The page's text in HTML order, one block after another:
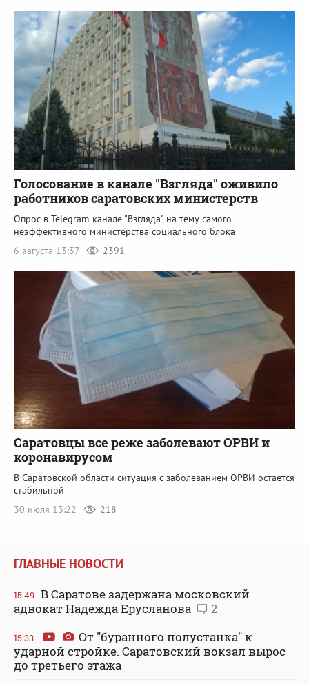
Голосование в канале "Взгляда" оживило
работников саратовских министерств
Опрос в Telegram-канале "Взгляда" на тему самого
неэффективного министерства социального блока
6 августа 13:37
2391
Саратовцы все реже заболевают ОРВИ и
коронавирусом
В Саратовской области ситуация с заболеванием ОРВИ остается
стабильной
30 июля 13:22
218
ГЛАВНЫЕ НОВОСТИ
15:49 В Саратове задержана московский
адвокат Надежда Ерусланова
2
15:33
От "буранного полустанка" к
ударной стройке. Саратовский вокзал вырос
до третьего этажа